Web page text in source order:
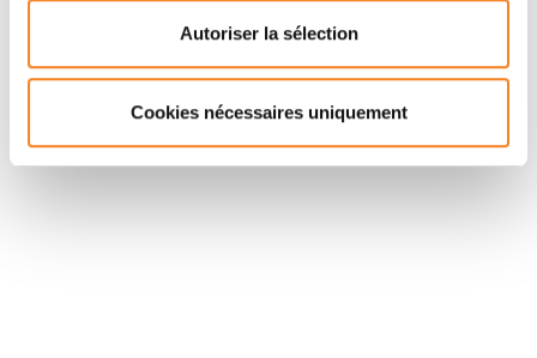
Autoriser la sélection
Cookies nécessaires uniquement
Inserm